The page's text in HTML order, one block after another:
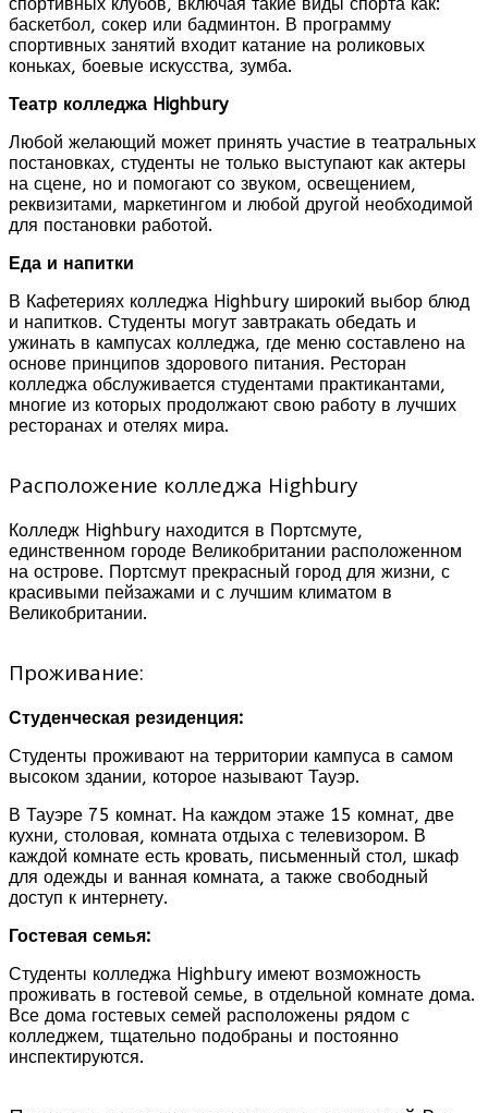
баскетбол, сокер или бадминтон. В программу
спортивных занятий входит катание на роликовых
коньках, боевые искусства, зумба.
Театр колледжа Highbury
Любой желающий может принять участие в театральных
постановках, студенты не только выступают как актеры
на сцене, но и помогают со звуком, освещением,
реквизитами, маркетингом и любой другой необходимой
для постановки работой.
Еда и напитки
В Кафетериях колледжа Highbury широкий выбор блюд
и напитков. Студенты могут завтракать обедать и
ужинать в кампусах колледжа, где меню составлено на
основе принципов здорового питания. Ресторан
колледжа обслуживается студентами практикантами,
многие из которых продолжают свою работу в лучших
ресторанах и отелях мира.
Расположение колледжа Highbury
Колледж Highbury находится в Портсмуте,
единственном городе Великобритании расположенном
на острове. Портсмут прекрасный город для жизни, с
красивыми пейзажами и с лучшим климатом в
Великобритании.
Проживание:
Студенческая резиденция:
Студенты проживают на территории кампуса в самом
высоком здании, которое называют Тауэр.
В Тауэре 75 комнат. На каждом этаже 15 комнат, две
кухни, столовая, комната отдыха с телевизором. В
каждой комнате есть кровать, письменный стол, шкаф
для одежды и ванная комната, а также свободный
доступ к интернету.
Гостевая семья:
Студенты колледжа Highbury имеют возможность
проживать в гостевой семье, в отдельной комнате дома.
Все дома гостевых семей расположены рядом с
колледжем, тщательно подобраны и постоянно
инспектируются.